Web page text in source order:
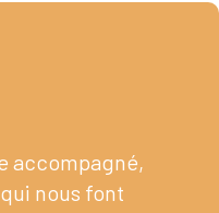
accompagné,
nous font